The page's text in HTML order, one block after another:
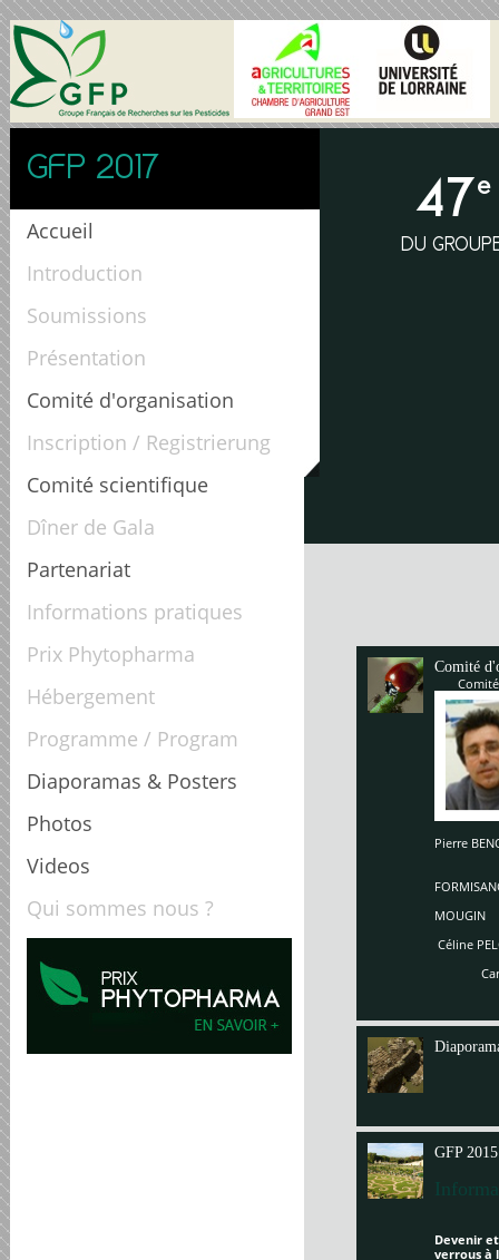
GFP 2017
Accueil
Introduction
Soumissions
Présentation
Comité d'organisation
Inscription / Registrierung
Comité scientifique
Dîner de Gala
Partenariat
Informations pratiques
Prix Phytopharma
Hébergement
Programme / Program
Diaporamas & Posters
Photos
Videos
Qui sommes nous ?
47e
DU
Comité
Pierre
MOUGIN
Céline
Carole
GFP 2015
Devenir
verrous à